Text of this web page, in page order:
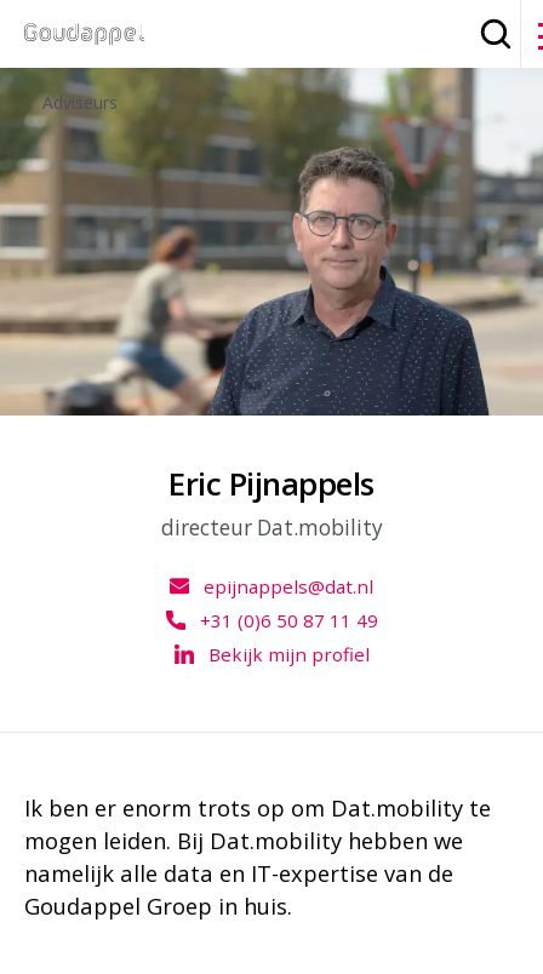
Adviseurs
Eric Pijnappels
directeur Dat.mobility
epijnappels@dat.nl
+31 (0)6 50 87 11 49
Bekijk mijn profiel
Ik ben er enorm trots op om Dat.mobility te
mogen leiden. Bij Dat.mobility hebben we
namelijk alle data en IT-expertise van de
Goudappel Groep in huis.